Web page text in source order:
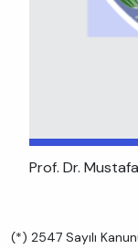
Prof. Dr.
(*) 2547 Sayılı